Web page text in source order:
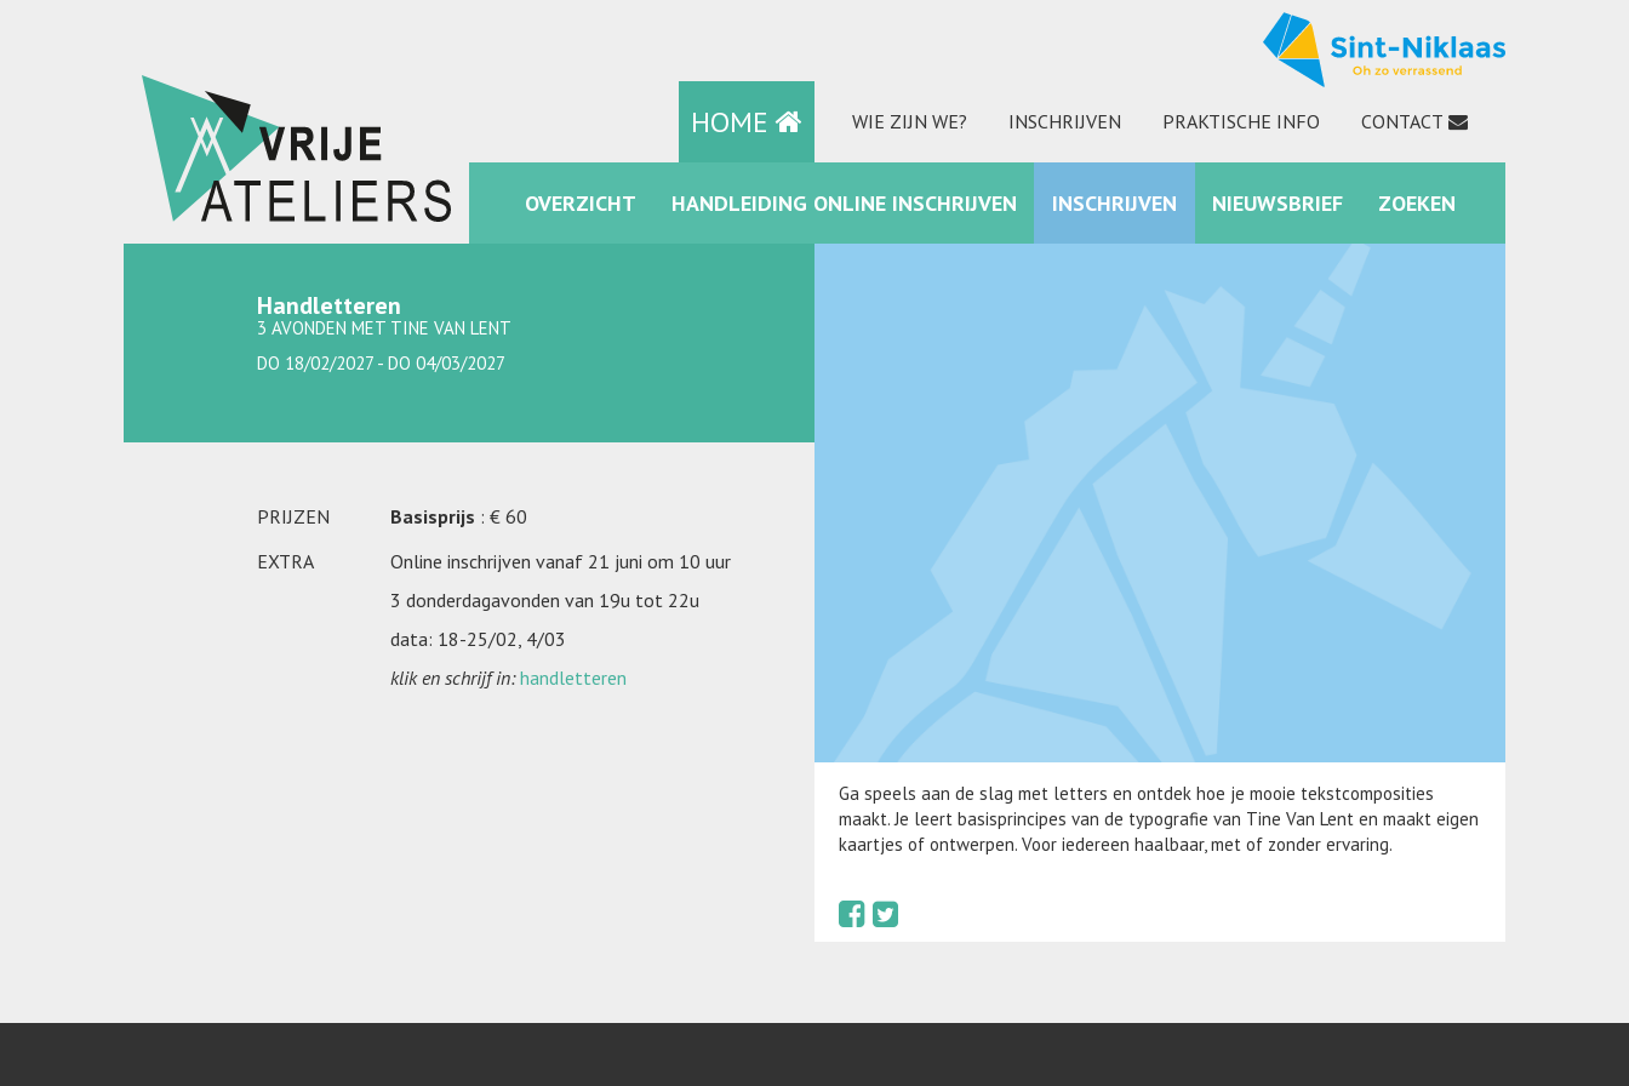
HOME WIE ZIJN WE? INSCHRIJVEN PRAKTISCHE INFO CONTACT
FACEBOOK INSTAGRAM ZOEKEN
OVERZICHT HANDLEIDING ONLINE INSCHRIJVEN INSCHRIJVEN NIEUWSBRIEF ZOEKEN
Handletteren
3 AVONDEN MET TINE VAN LENT
DO 18/02/2027 - DO 04/03/2027
PRIJZEN Basisprijs : € 60
EXTRA
Online inschrijven vanaf 21 juni om 10 uur
3 donderdagavonden van 19u tot 22u
data: 18-25/02, 4/03
klik en schrijf in: handletteren
Ga speels aan de slag met letters en ontdek hoe je mooie tekstcomposities
maakt. Je leert basisprincipes van de typografie van Tine Van Lent en maakt eigen
kaartjes of ontwerpen. Voor iedereen haalbaar, met of zonder ervaring.